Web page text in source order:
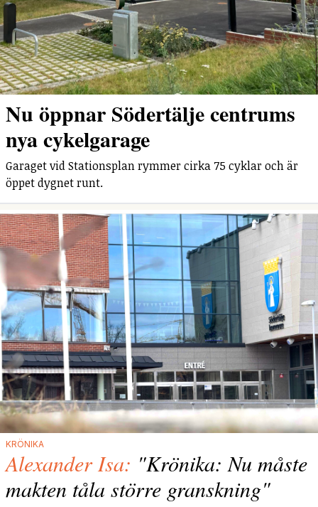
Nu öppnar Södertälje centrums
nya cykelgarage
Garaget vid Stationsplan rymmer cirka 75 cyklar och är
öppet dygnet runt.
KRÖNIKA
Alexander Isa: "Krönika: Nu måste
makten tåla större granskning"